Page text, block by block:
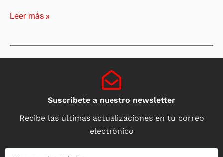
Leer más »
Suscríbete a nuestro newsletter
Recibe las últimas actualizaciones en tu correo
electrónico